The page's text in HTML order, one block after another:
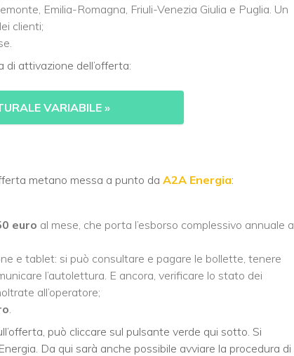
Emilia-Romagna, Friuli-Venezia Giulia e Puglia. Un
clienti;
di attivazione dell’offerta:
VARIABILE»
metano messa a punto da A2A Energia:
euro al mese, che porta l’esborso complessivo annuale a
e tablet: si può consultare e pagare le bollette, tenere
l’autolettura. E ancora, verificare lo stato dei
all’operatore;
può cliccare sul pulsante verde qui sotto. Si
Da qui sarà anche possibile avviare la procedura di